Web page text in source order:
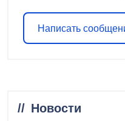
Написать
Новости